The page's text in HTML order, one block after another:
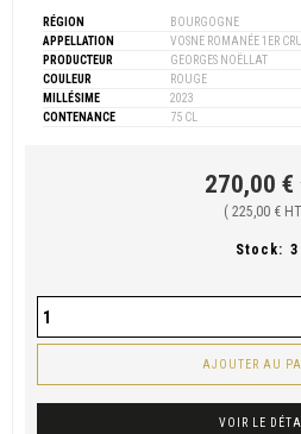
RÉGION
BOURGOGNE
APPELLATION
VOSNE ROMANÉE 1ER CRU
PRODUCTEUR
GEORGES NOËLLAT
COULEUR
ROUGE
MILLÉSIME
2023
CONTENANCE
75 CL
270,00 €
( 225,00 €
Stock: 3
AJOUTER AU
VOIR LE